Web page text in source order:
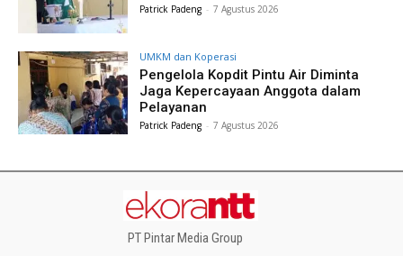
Patrick Padeng - 7 Agustus 2026
UMKM dan Koperasi
Pengelola Kopdit Pintu Air Diminta
Jaga Kepercayaan Anggota dalam
Pelayanan
Patrick Padeng - 7 Agustus 2026
PT Pintar Media Group